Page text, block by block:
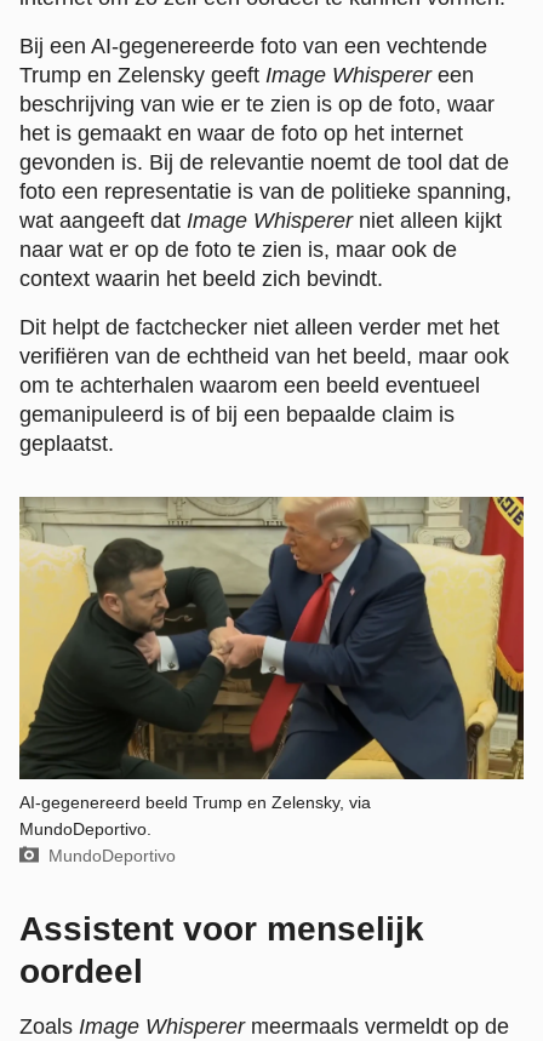
Bij een AI-gegenereerde foto van een vechtende
Trump en Zelensky geeft Image Whisperereen
beschrijving van wie er te zien is op de foto, waar
het is gemaakt en waar de foto op het internet
gevonden is. Bij de relevantie noemt de tool dat de
foto een representatie is van de politieke spanning,
wat aangeeft dat Image Whisperer niet alleen kijkt
naar wat er op de foto te zien is, maar ook de
context waarin het beeld zich bevindt.
Dit helpt de factchecker niet alleen verder met het
verifiëren van de echtheid van het beeld, maar ook
om te achterhalen waarom een beeld eventueel
gemanipuleerd is of bij een bepaalde claim is
geplaatst.
AI-gegenereerd beeld Trump en Zelensky, via
MundoDeportivo.
Beeld door:
MundoDeportivo
Assistent voor menselijk
oordeel
Zoals Image Whisperer meermaals vermeldt op de